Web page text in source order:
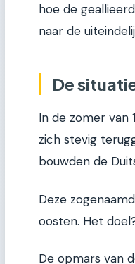
hoe de
naar de
De
In de zomer van
zich stevig
bouwden de
Deze
oosten. Het
De opmars van